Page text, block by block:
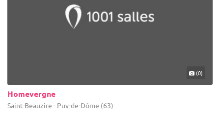
(0)
Homevergne
Saint-Beauzire - Puy-de-Dôme (63)